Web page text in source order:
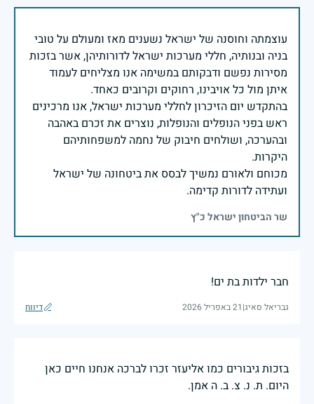
עוצמתה וחוסנה של ישראל נשענים מאז ומעולם על טובי
בניה ובנותיה, חללי מערכות ישראל לדורותיהן, אשר בזכות
מסירות נפשם ודבקותם במשימה אנו מצליחים לעמוד
בהתקדש יום הזיכרון לחללי מערכות ישראל, אנו מרכינים
ראש בפני הנופלים והנופלות, נוצרים את זכרם באהבה
ובהערכה, ושולחים חיבוק של נחמה למשפחותיהם
מכוחם ולאורם נמשיך לבסס את ביטחונה של ישראל
ועתידה לדורות קדימה.
שר הביטחון ישראל כ"ץ
חבר ילדות בת ים!
גבריאל סאיג|21 באפריל 2026 דיווח
בזכות גיבורים כמו אליעזר זכרו לברכה אנחנו חיים כאן
היום. ת. נ. צ. ב. ה אמן.